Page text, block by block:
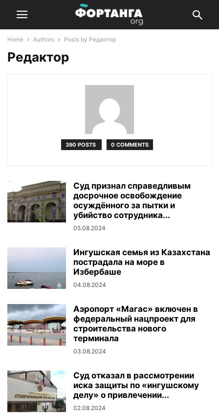
Home Authors Posts by Редактор
Редактор
390 POSTS 0 COMMENTS
Суд признал справедливым
досрочное освобождение
осуждённого за пытки и
убийство сотрудника...
05.08.2024
Ингушская семья из Казахстана
пострадала на море в
Избербаше
04.08.2024
Аэропорт «Магас» включен в
федеральный нацпроект для
строительства нового
терминала
03.08.2024
Суд отказал в рассмотрении
иска защиты по «ингушскому
делу» о привлечении...
02.08.2024